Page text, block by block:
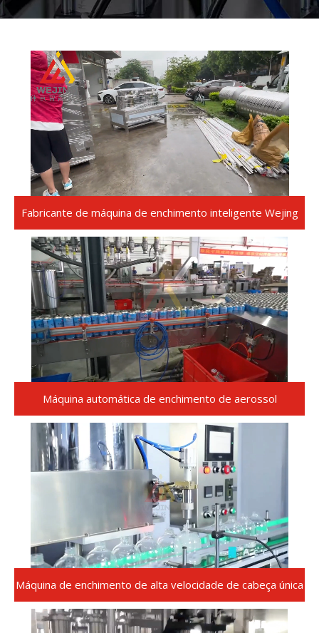
Fabricante de máquina de enchimento inteligente Wejing
Unmute Loaded
22.83%
Máquina automática de enchimento de aerossol
Máquina de enchimento de alta velocidade de cabeça única